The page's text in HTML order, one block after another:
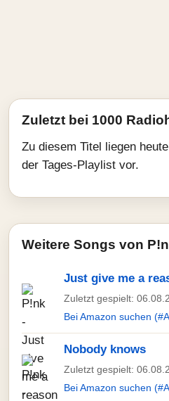
Zuletzt bei 1000
Zu diesem Titel liegen
der Tages-Playlist vor.
Weitere Songs von
Just give me a
Zuletzt gespielt:
Bei Amazon suchen
Nobody knows
Zuletzt gespielt:
Bei Amazon suchen